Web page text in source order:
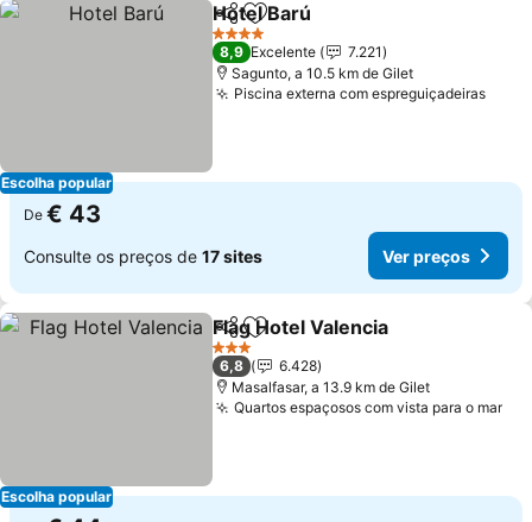
Escolha popular
PartilharAdicionar aos favoritos
Hotel Barú
4 Estrelas
8,9 Excelente
7.221
Sagunto, a 10.5 km de Gilet
Piscina externa com espreguiçadeirasVer
De € 43
Consulte os preços de 17 sites Ver preços
Escolha popular
PartilharAdicionar aos favoritos
Flag Hotel Valencia
3 Estrelas
6,8
6.428
Masalfasar, a 13.9 km de Gilet
Quartos espaçosos com vista para o mar